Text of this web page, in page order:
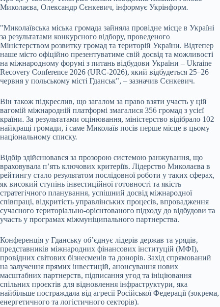
Миколаєва, Олександр Сєнкевич, інформує Укрінформ.
"Миколаївська міська громада зайняла провідне місце в Україні
за результатами конкурсного відбору, проведеного
Міністерством розвитку громад та територій України. Відтепер
наше місто офіційно презентуватиме свій досвід та можливості
на міжнародному форумі з питань відбудови України – Ukraine
Recovery Conference 2026 (URC-2026), який відбудеться 25–26
червня у польському місті Гданськ", – зазначив Сєнкевич.
Він також підкреслив, що загалом за право взяти участь у цій
вагомій міжнародній платформі змагалися 356 громад з усієї
країни. За результатами оцінювання, міністерство відібрало 102
найкращі громади, і саме Миколаїв посів перше місце в цьому
національному списку.
Відбір здійснювався за прозорою системою ранжування, що
враховувала п’ять ключових критеріїв. Лідерство Миколаєва в
рейтингу стало результатом послідовної роботи у таких сферах,
як високий ступінь інвестиційної готовності та якість
стратегічного планування, успішний досвід міжнародної
співпраці, відкритість управлінських процесів, впровадження
сучасного територіально-орієнтованого підходу до відбудови та
участь у програмах міжмуніципального партнерства.
Конференція у Гданську об’єднує лідерів держав та урядів,
представників міжнародних фінансових інституцій (МФІ),
провідних світових бізнесменів та донорів. Захід спрямований
на залучення прямих інвестицій, анонсування нових
масштабних партнерств, підписання угод та ініціювання
спільних проєктів для відновлення інфраструктури, яка
найбільше постраждала від агресії Російської Федерації (зокрема,
енергетичного та логістичного секторів).